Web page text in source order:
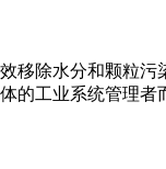
移除水分和颗粒
工业系统管理者